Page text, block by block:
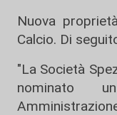
Nuova
Calcio. Di
"La Società
nominato